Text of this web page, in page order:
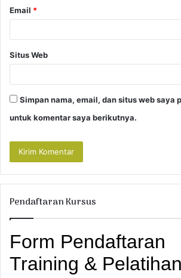
Email *
Situs Web
Simpan nama, email, dan situs web saya
untuk komentar saya berikutnya.
Pendaftaran Kursus